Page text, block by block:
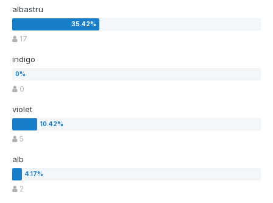
albastru
17
indigo
0
violet
5
alb
2